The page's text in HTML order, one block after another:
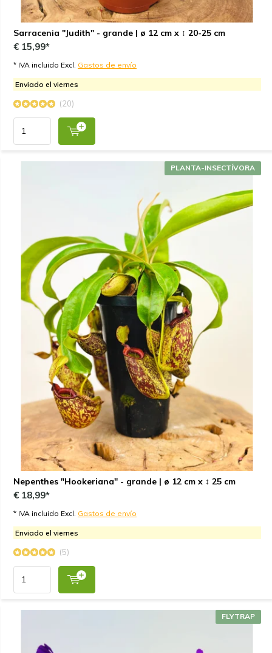
Sarracenia "Judith" - grande | ø 12 cm x ↕ 20-25 cm
€ 15,99*
* IVA incluido Excl. Gastos de envío
Enviado el viernes
(20)
Nepenthes "Hookeriana" - grande | ø 12 cm x ↕ 25 cm
PLANTA-INSECTÍVORA
€ 18,99*
* IVA incluido Excl. Gastos de envío
Enviado el viernes
(5)
FLYTRAP